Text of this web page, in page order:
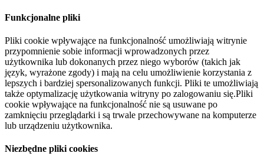
Funkcjonalne pliki
Pliki cookie wpływające na funkcjonalność umożliwiają witrynie
przypomnienie sobie informacji wprowadzonych przez
użytkownika lub dokonanych przez niego wyborów (takich jak
język, wyrażone zgody) i mają na celu umożliwienie korzystania z
lepszych i bardziej spersonalizowanych funkcji. Pliki te umożliwiają
także optymalizację użytkowania witryny po zalogowaniu się.Pliki
cookie wpływające na funkcjonalność nie są usuwane po
zamknięciu przeglądarki i są trwale przechowywane na komputerze
lub urządzeniu użytkownika.
Niezbędne pliki cookies